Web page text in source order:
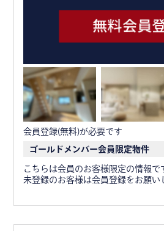
会員登録(無料)が必要です
ゴールドメンバー会員限定物件
こちらは会員のお客様限定の情報で
未登録のお客様は会員登録をお願い